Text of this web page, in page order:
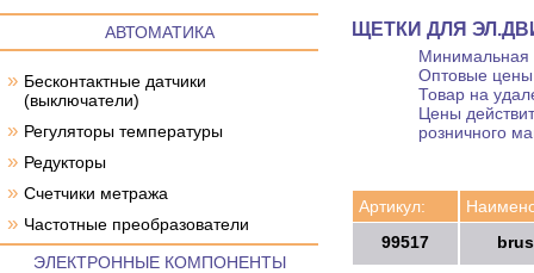
АВТОМАТИКА
» Бесконтактные датчики
(выключатели)
» Регуляторы температуры
» Редукторы
» Счетчики метража
» Частотные преобразователи
ЭЛЕКТРОННЫЕ КОМПОНЕНТЫ
ЩЕТКИ ДЛЯ
Минимальная
Оптовые цены
Товар на
Цены
розничного
Артикул:
99517